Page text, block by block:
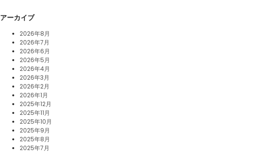
アーカイブ
2026年8月
2026年7月
2026年6月
2026年5月
2026年4月
2026年3月
2026年2月
2026年1月
2025年12月
2025年11月
2025年10月
2025年9月
2025年8月
2025年7月